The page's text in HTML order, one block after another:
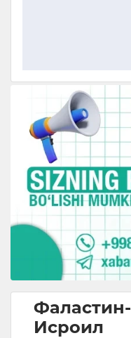
Фаластин-
Исроил